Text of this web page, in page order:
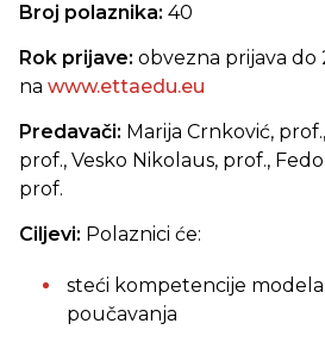
Broj polaznika: 40
Rok prijave: obvezna prijava do
na www.ettaedu.eu
Predavači: Marija Crnković,
prof., Vesko Nikolaus, prof.,
prof.
Ciljevi: Polaznici će:
steći kompetencije
poučavanja